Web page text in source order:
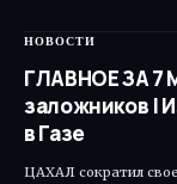
НОВОСТИ
ГЛАВНОЕ ЗА 7
заложников |
в Газе
ЦАХАЛ сократил